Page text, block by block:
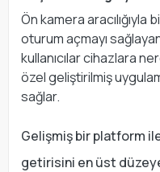
Ön kamera aracılığıyla
oturum açmayı
kullanıcılar cihazlara
özel geliştirilmiş
sağlar.
Gelişmiş bir platform
getirisini en üst